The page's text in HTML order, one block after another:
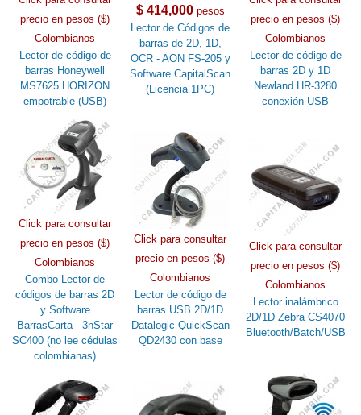
precio en pesos ($)
Colombianos
Lector de código de
barras Honeywell
MS7625 HORIZON
empotrable (USB)
$ 414,000pesos
Lector de Códigos de
barras de 2D, 1D,
OCR - AON FS-205 y
Software CapitalScan
(Licencia 1PC)
precio en pesos ($)
Colombianos
Lector de código de
barras 2D y 1D
Newland HR-3280
conexión USB
Click para consultar
precio en pesos ($)
Colombianos
Combo Lector de
códigos de barras 2D
y Software
BarrasCarta - 3nStar
SC400 (no lee cédulas
colombianas)
Click para consultar
precio en pesos ($)
Colombianos
Lector de código de
barras USB 2D/1D
Datalogic QuickScan
QD2430 con base
Click para consultar
precio en pesos ($)
Colombianos
Lector inalámbrico
2D/1D Zebra CS4070
Bluetooth/Batch/USB